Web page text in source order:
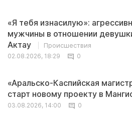
«Я тебя изнасилую»:
мужчины в отношении
Актау
Происшествия
02.08.2026, 18:29
0
«Аральско-Каспийская
старт новому проекту в
03.08.2026, 14:00
0